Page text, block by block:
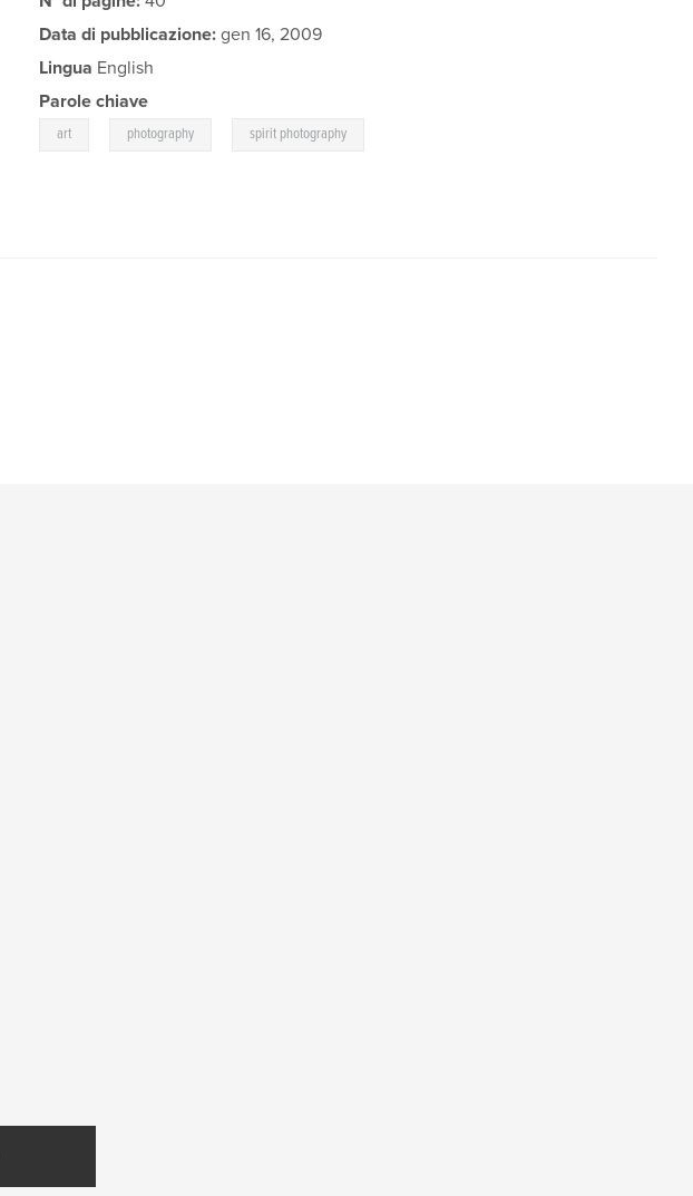
Data di pubblicazione: gen 16, 2009
Lingua English
Parole chiave
art photography spirit photography